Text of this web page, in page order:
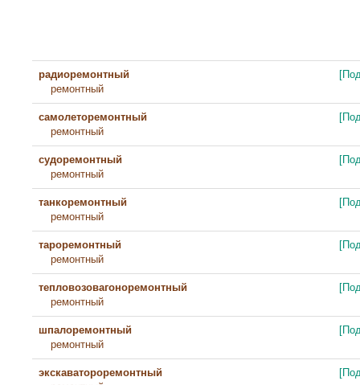
радиоремонтный
ремонтный
самолеторемонтный
ремонтный
судоремонтный
ремонтный
танкоремонтный
ремонтный
тароремонтный
ремонтный
тепловозовагоноремонтный
ремонтный
шпалоремонтный
ремонтный
экскаватороремонтный